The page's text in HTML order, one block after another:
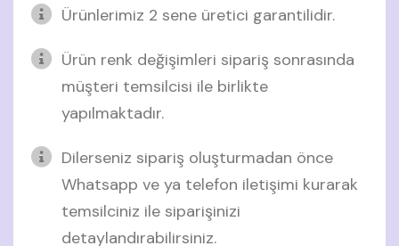
Ürünlerimiz 2 sene üretici garantilidir.
Ürün renk değişimleri sipariş sonrasında
müşteri temsilcisi ile birlikte
yapılmaktadır.
Dilerseniz sipariş oluşturmadan önce
Whatsapp ve ya telefon iletişimi kurarak
temsilciniz ile siparişinizi
detaylandırabilirsiniz.